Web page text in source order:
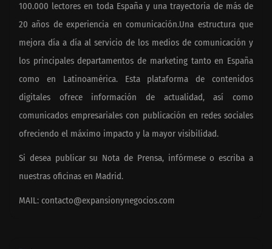
100.000 lectores en toda España y una trayectoria de más de
20 años de experiencia en comunicación.Una estructura que
mejora día a día al servicio de los medios de comunicación y
los principales departamentos de marketing tanto en España
como en Latinoamérica. Esta plataforma de contenidos
digitales ofrece información de actualidad, así como
comunicados empresariales con publicación en redes sociales
ofreciendo el máximo impacto y la mayor visibilidad.
Si desea publicar su Nota de Prensa, infórmese o escriba a
nuestras oficinas en Madrid.
MAIL: contacto@expansionynegocios.com